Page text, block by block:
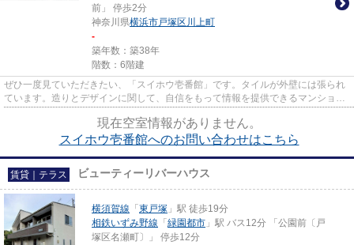
前」 停歩2分
神奈川県横浜市戸塚区 川上町
-
築年数：築38年
階数：6階建
ぜひ一度見ていただきたい、「スイホウ壱番館」です。タイルが外壁には張られ
ています。造りとデザインに関して、自信をもって情報を提供できるマンション
現在空室情報がありません。
スイホウ壱番館へのお問い合わせはこちら
賃貸｜テラス ビューティーリバーハウス
横須賀線 「 東戸塚 」駅 徒歩19分
相鉄いずみ野線 「 緑園都市 」駅 バス12分 「公園前〔戸
塚区名瀬町〕」 停歩12分